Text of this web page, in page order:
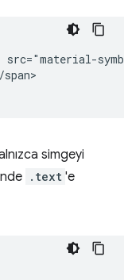
span>
simgeyi
.text 'e